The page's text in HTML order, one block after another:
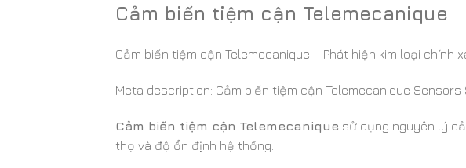
Cảm biến tiệm cận Telemecanique
Cảm biến tiệm cận Telemecanique – Phát hiện kim loại chính
Meta description: Cảm biến tiệm cận Telemecanique
Cảm biến tiệm cận Telemecanique sử dụng nguyên lý
thọ và độ ổn định hệ thống.